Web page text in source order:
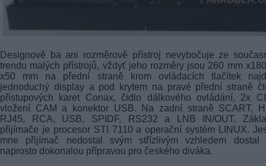
Designově ba ani rozměrově přístroj nevybočuje ze
trendu malých přístrojů, vždyť jeho rozměry jsou 260 mm
x50 mm na přední straně krom ovládacích tlačítek
jednoduchý display a pod krytem na pravé přední straně
přístupových karet Conax, čidlo dálkového ovládání, 2x
vložení CAM a konektor USB. Na zadní straně SCART,
RJ45, RCA, USB, SPIDF, RS232 a LNB IN/OUT.
přijímače je procesor STI 7110 a operační systém LINUX.
mne přijímač nedostal svým střízlivým vzhledem dostal
naprosto dokonalou přípravou pro českého diváka.